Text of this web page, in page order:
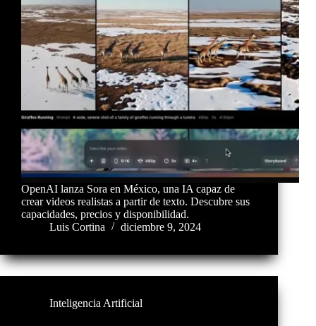
OpenAI lanza Sora en México, una IA capaz de
crear videos realistas a partir de texto. Descubre sus
capacidades, precios y disponibilidad.
Luis Cortina
diciembre 9, 2024
Inteligencia Artificial